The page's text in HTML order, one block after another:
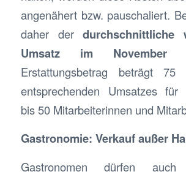
angenähert bzw. pauschaliert.
daher derdurchschnittliche
Umsatz im November
Erstattungsbetrag beträgt
entsprechenden Umsatzes für
bis 50 Mitarbeiterinnen und
Gastronomie: Verkauf außer
Gastronomen dürfen